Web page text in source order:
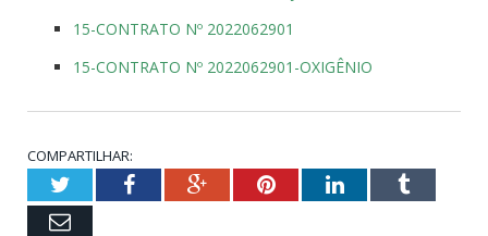
15-CONTRATO Nº 2022062901
15-CONTRATO Nº 2022062901-OXIGÊNIO
COMPARTILHAR:
TwitterFacebookGoogle+PinterestLinkedInTumblr
Email